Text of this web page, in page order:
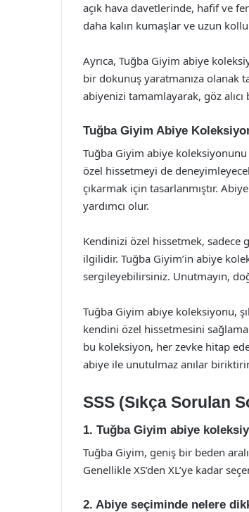
açık hava davetlerinde, hafif ve
daha kalın kumaşlar ve uzun kollu
Ayrıca, Tuğba Giyim abiye
bir dokunuş yaratmanıza olanak
abiyenizi tamamlayarak, göz
Tuğba Giyim Abiye
Tuğba Giyim abiye koleksiyonunu
özel hissetmeyi de
çıkarmak için tasarlanmıştır.
yardımcı olur.
Kendinizi özel hissetmek, sadece
ilgilidir. Tuğba Giyim’in abiye
sergileyebilirsiniz. Unutmayın,
Tuğba Giyim abiye koleksiyonu,
kendini özel hissetmesini
bu koleksiyon, her zevke hitap
abiye ile unutulmaz anılar
SSS (Sıkça Sorulan
1. Tuğba Giyim abiye
Tuğba Giyim, geniş bir beden
Genellikle XS’den XL’ye kadar
2. Abiye seçiminde nelere